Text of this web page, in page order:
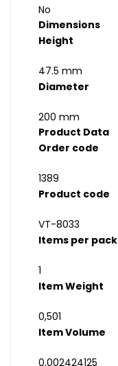
No
Dimensions
Height
47.5 mm
Diameter
200 mm
Product Data
Order code
1389
Product code
VT-8033
Items per pack
1
Item Weight
0,501
Item Volume
0,002424125